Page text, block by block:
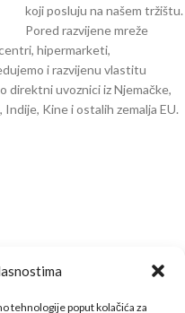
tehnologije poput kolačića za
koji posluju na našem tržištu.
Pored razvijene mreže
hipermarketi,
i razvijenu vlastitu
direktni uvoznici iz Njemačke,
Kine i ostalih zemalja EU.